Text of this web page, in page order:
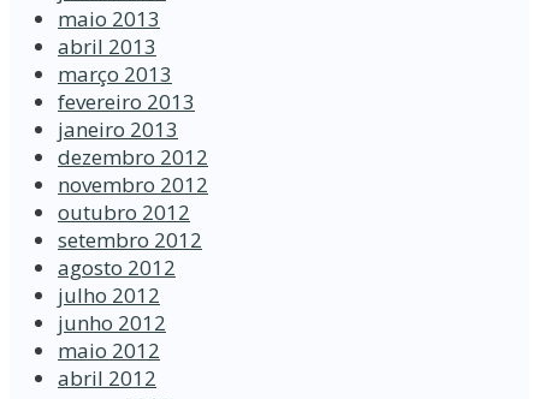
maio 2013
abril 2013
março 2013
fevereiro 2013
janeiro 2013
dezembro 2012
novembro 2012
outubro 2012
setembro 2012
agosto 2012
julho 2012
junho 2012
maio 2012
abril 2012